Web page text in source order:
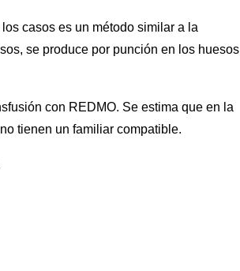
casos es un método similar a la
se produce por punción en los huesos
con REDMO. Se estima que en la
tienen un familiar compatible.